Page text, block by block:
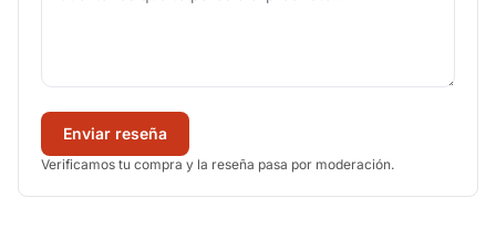
Enviar reseña
Verificamos tu compra y la reseña pasa por moderación.